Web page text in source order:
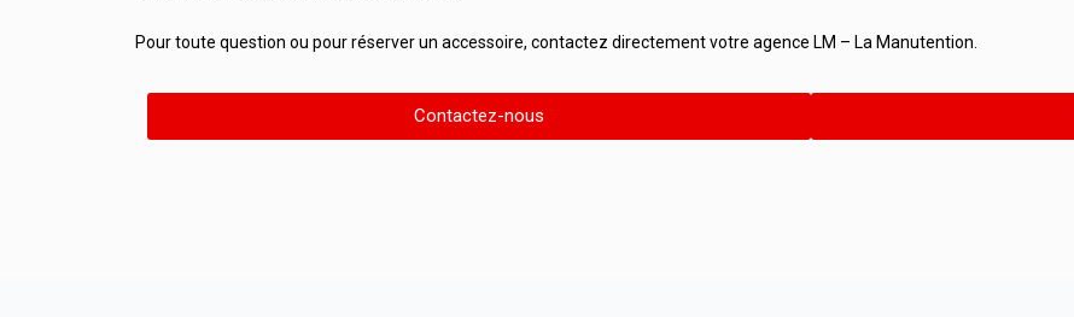
Pour toute question ou pour réserver un accessoire, contactez directement votre agence LM – La Manutention.
Contactez-nous